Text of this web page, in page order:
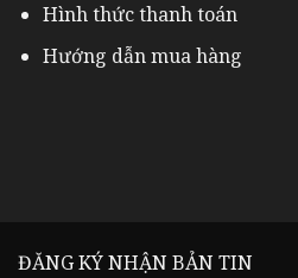
Hình thức thanh toán
Hướng dẫn mua hàng
ĐĂNG KÝ NHẬN BẢN TIN